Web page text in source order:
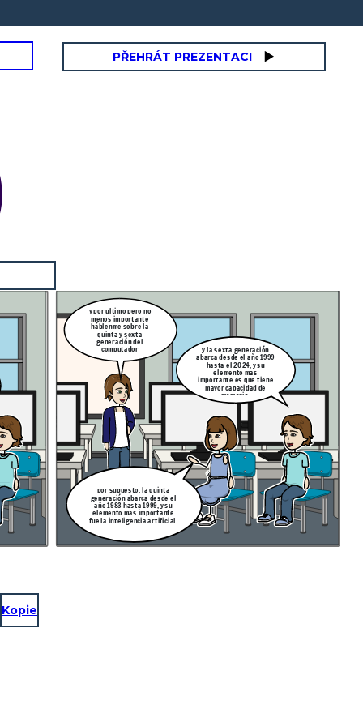
PŘEHRÁT PREZENTACI
y por ultimo pero no
menos importante
háblenme sobre la
quinta y sexta
generación del
computador
por supuesto, la quinta
generación abarca desde el
año 1983 hasta 1999, y su
elemento mas importante
fue la inteligencia artificial.
y la sexta generación
abarca desde el año 1999
hasta el 2024, y su
elemento mas
importante es que tiene
mayor capacidad de
memoria.
Kopie